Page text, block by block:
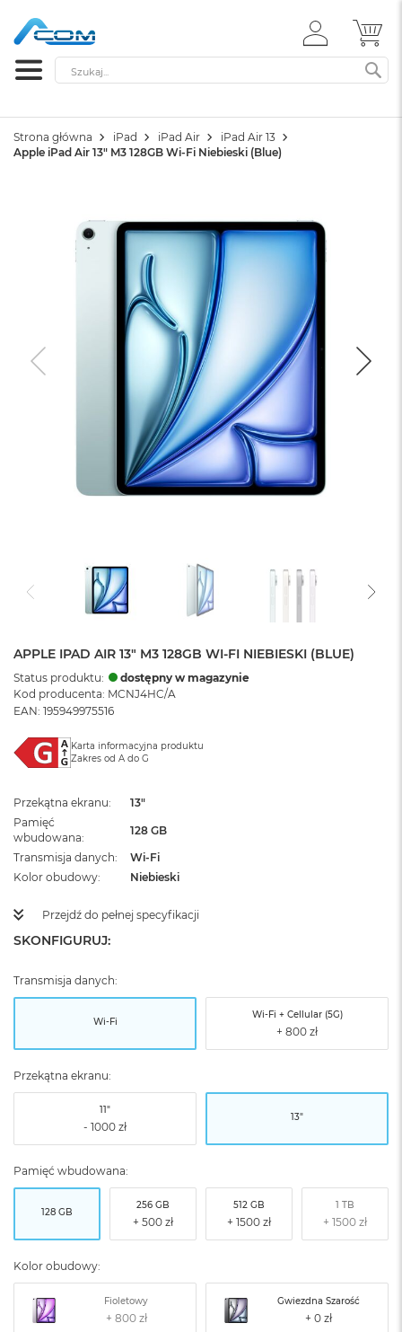
ZALOGUJ
SIĘ
Szukaj
Strona główna iPad iPad Air
iPad Air 13
Apple iPad Air 13" M3 128GB Wi-Fi Niebieski (Blue)
APPLE IPAD AIR 13" M3 128GB WI-FI NIEBIESKI (BLUE)
Status produktu:
dostępny w magazynie
Kod producenta: MCNJ4HC/A
EAN: 195949975516
Karta informacyjna produktu
Zakres od A do G
Przekątna ekranu
13"
Pamięć
wbudowana
128 GB
Transmisja danych
Wi-Fi
Kolor obudowy
Niebieski
Przejdź do pełnej specyfikacji
SKONFIGURUJ:
Transmisja danych:
Wi-Fi
Wi-Fi + Cellular (5G)
Przekątna ekranu:
11"
13"
Pamięć wbudowana:
128 GB
256 GB 512 GB 1 TB
Kolor obudowy:
Fioletowy Gwiezdna Szarość